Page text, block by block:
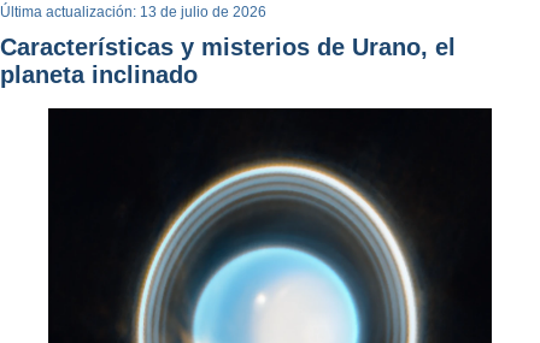
Última actualización: 13 de julio de 2026
Características y misterios de Urano, el
planeta inclinado